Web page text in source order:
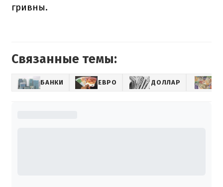
гривны.
Связанные темы:
БАНКИ ЕВРО ДОЛЛАР